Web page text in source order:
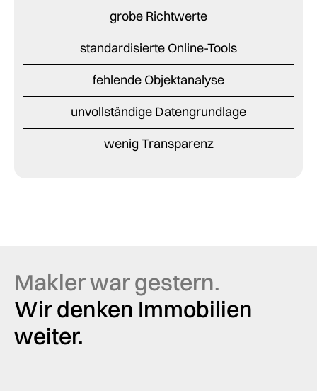
grobe Richtwerte
standardisierte Online-Tools
fehlende Objektanalyse
unvollständige Datengrundlage
wenig Transparenz
Makler war gestern.
Wir denken Immobilien
weiter.